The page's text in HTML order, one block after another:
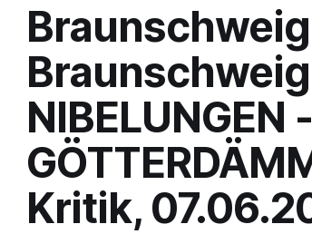
NIBELUNGEN -
Kritik,